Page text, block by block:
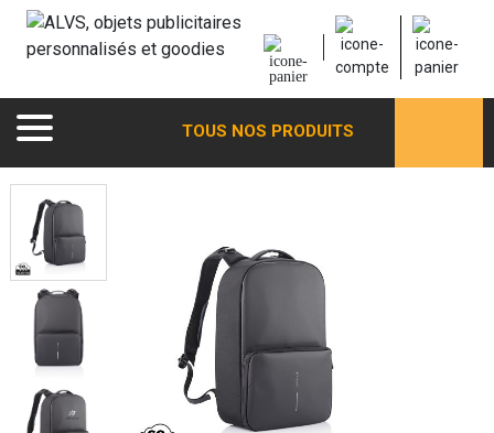
TOUS NOS PRODUITS